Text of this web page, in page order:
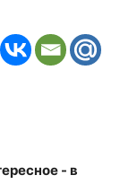
- в